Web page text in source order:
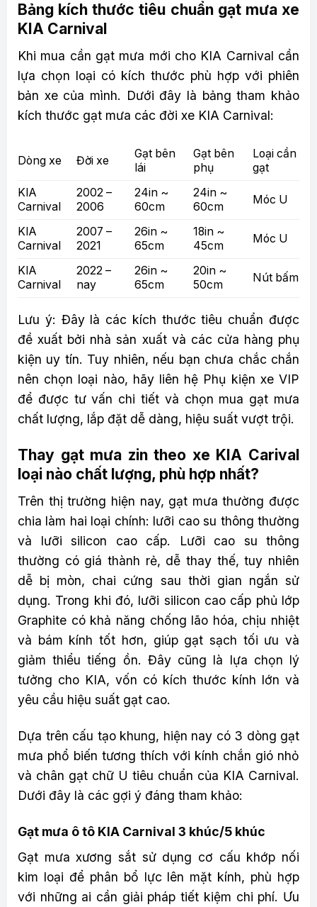
Bảng kích thước tiêu chuẩn gạt mưa xe
KIA Carnival
Khi mua cần gạt mưa mới cho KIA Carnival cần
lựa chọn loại có kích thước phù hợp với phiên
bản xe của mình. Dưới đây là bảng tham khảo
kích thước gạt mưa các đời xe KIA Carnival:
Dòng xe Đời xe
Gạt bên
lái
Gạt bên
phụ
Loại cần
gạt
KIA
Carnival
2002 –
2006
24in ~
60cm
24in ~
60cm
Móc U
KIA
Carnival
2007 –
2021
26in ~
65cm
18in ~
45cm
Móc U
KIA
Carnival
2022 –
nay
26in ~
65cm
20in ~
50cm
Nút bấm
Lưu ý: Đây là các kích thước tiêu chuẩn được
đề xuất bởi nhà sản xuất và các cửa hàng phụ
kiện uy tín. Tuy nhiên, nếu bạn chưa chắc chắn
nên chọn loại nào, hãy liên hệ Phụ kiện xe VIP
để được tư vấn chi tiết và chọn mua gạt mưa
chất lượng, lắp đặt dễ dàng, hiệu suất vượt trội.
Thay gạt mưa zin theo xe KIA Carival
loại nào chất lượng, phù hợp nhất?
Trên thị trường hiện nay, gạt mưa thường được
chia làm hai loại chính: lưỡi cao su thông thường
và lưỡi silicon cao cấp. Lưỡi cao su thông
thường có giá thành rẻ, dễ thay thế, tuy nhiên
dễ bị mòn, chai cứng sau thời gian ngắn sử
dụng. Trong khi đó, lưỡi silicon cao cấp phủ lớp
Graphite có khả năng chống lão hóa, chịu nhiệt
và bám kính tốt hơn, giúp gạt sạch tối ưu và
giảm thiểu tiếng ồn. Đây cũng là lựa chọn lý
tưởng cho KIA, vốn có kích thước kính lớn và
yêu cầu hiệu suất gạt cao.
Dựa trên cấu tạo khung, hiện nay có 3 dòng gạt
mưa phổ biến tương thích với kính chắn gió nhỏ
và chân gạt chữ U tiêu chuẩn của KIA Carnival.
Dưới đây là các gợi ý đáng tham khảo:
Gạt mưa ô tô KIA Carnival 3 khúc/5 khúc
Gạt mưa xương sắt sử dụng cơ cấu khớp nối
kim loại để phân bổ lực lên mặt kính, phù hợp
với những ai cần giải pháp tiết kiệm chi phí. Ưu